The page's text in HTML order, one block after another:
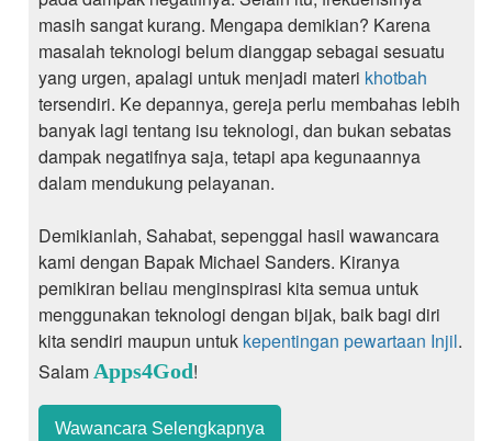
masih sangat kurang. Mengapa demikian? Karena
masalah teknologi belum dianggap sebagai sesuatu
yang urgen, apalagi untuk menjadi materi khotbah
tersendiri. Ke depannya, gereja perlu membahas lebih
banyak lagi tentang isu teknologi, dan bukan sebatas
dampak negatifnya saja, tetapi apa kegunaannya
dalam mendukung pelayanan.
Demikianlah, Sahabat, sepenggal hasil wawancara
kami dengan Bapak Michael Sanders. Kiranya
pemikiran beliau menginspirasi kita semua untuk
menggunakan teknologi dengan bijak, baik bagi diri
kita sendiri maupun untuk kepentingan pewartaan Injil.
Salam Apps4God!
Wawancara Selengkapnya